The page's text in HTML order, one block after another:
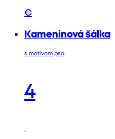
€
Kameninová šálka
s motívom psa
4